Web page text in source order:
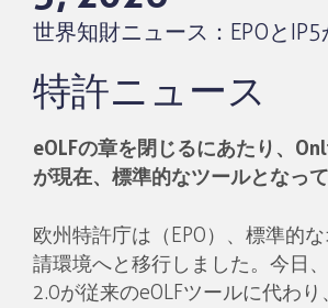
世界知財ニュース：EPOとIP5
特許ニュース
eOLFの章を閉じるにあたり、
が現在、標準的なツールとなっ
欧州特許庁は（EPO）、標準的
請環境へと移行しました。今日
2.0が従来のeOLFツールに代わ